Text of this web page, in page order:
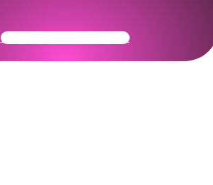
Get Your Community Ready